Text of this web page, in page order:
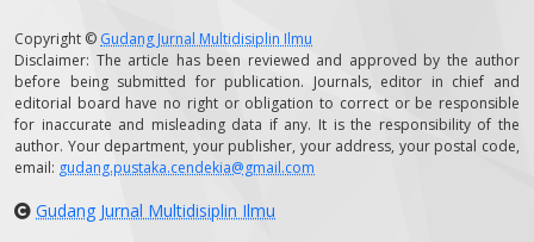
Copyright © Gudang Jurnal Multidisiplin Ilmu
Disclaimer: The article has been reviewed and approved by the author
before being submitted for publication. Journals, editor in chief and
editorial board have no right or obligation to correct or be responsible
for inaccurate and misleading data if any. It is the responsibility of the
author. Your department, your publisher, your address, your postal code,
email: gudang.pustaka.cendekia@gmail.com
Gudang Jurnal Multidisiplin Ilmu